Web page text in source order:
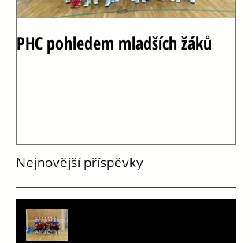
PHC pohledem mladších žáků
Nejnovější příspěvky